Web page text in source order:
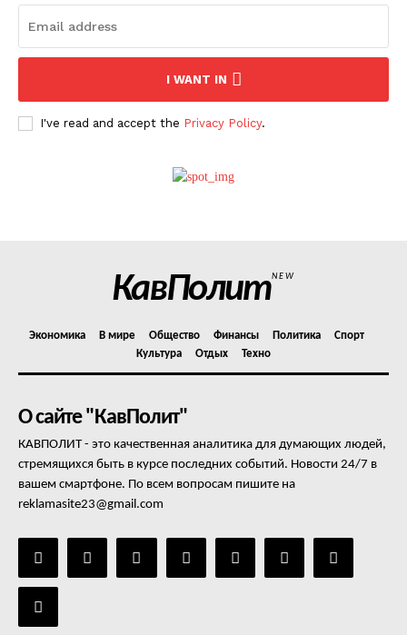
Отказ от ответственности
Контакты
I WANT IN
I've read and accept the Privacy Policy.
КавПолитNEW
Экономика В мире Общество Финансы Политика
Спорт
Культура
Отдых Техно
О сайте "КавПолит"
КАВПОЛИТ - это качественная аналитика для думающих людей,
стремящихся быть в курсе последних событий. Новости 24/7 в
вашем смартфоне. По всем вопросам пишите на
reklamasite23@gmail.com